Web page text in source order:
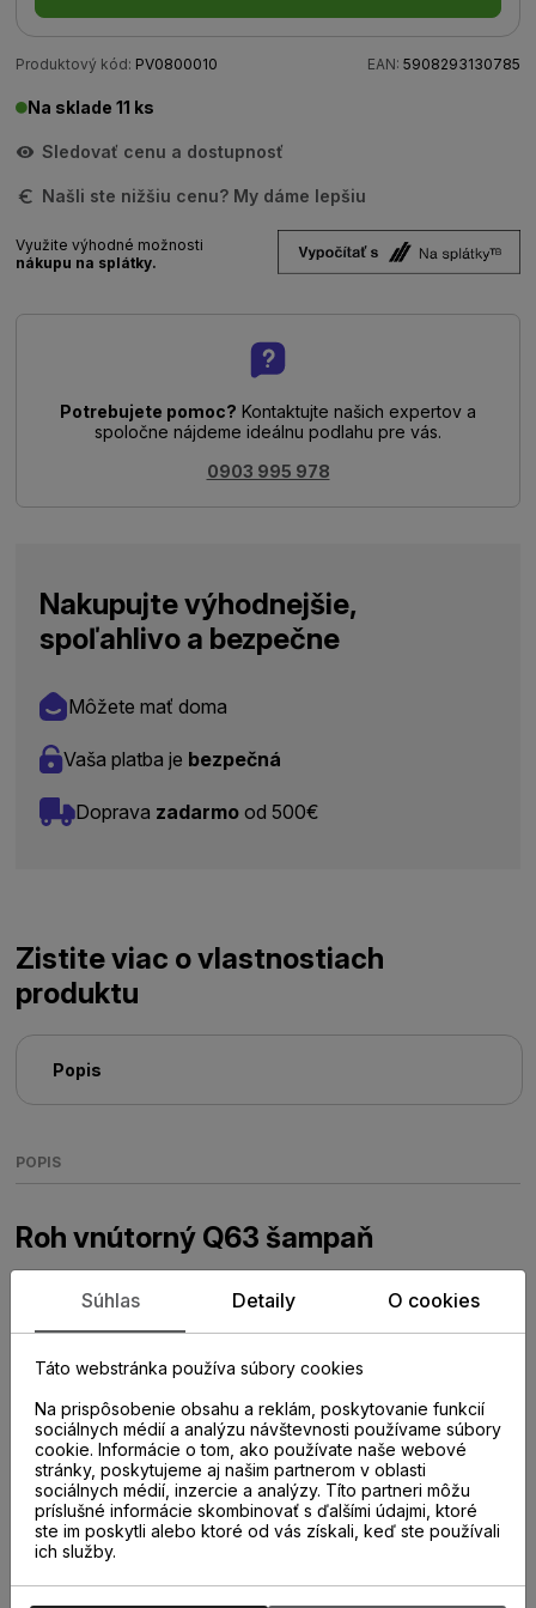
Produktový kód: PV0800010 EAN: 5908293130785
Na sklade 11 ks
Sledovať cenu a dostupnosť
Našli ste nižšiu cenu? My dáme lepšiu
Využite výhodné možnosti
nákupu na splátky.
Potrebujete pomoc? Kontaktujte našich expertov a
spoločne nájdeme ideálnu podlahu pre vás.
0903 995 978
Nakupujte výhodnejšie,
spoľahlivo a bezpečne
Môžete mať doma
Vaša platba je bezpečná
Doprava zadarmo od 500€
Zistite viac o vlastnostiach
produktu
Popis
POPIS
Roh vnútorný Q63 šampaň
Plastové prvky k hliníkovým soklovým lištám Q63
Súhlas Detaily O cookies
Táto webstránka používa súbory cookies
Na prispôsobenie obsahu a reklám, poskytovanie funkcií
sociálnych médií a analýzu návštevnosti používame súbory
cookie. Informácie o tom, ako používate naše webové
stránky, poskytujeme aj našim partnerom v oblasti
sociálnych médií, inzercie a analýzy. Títo partneri môžu
príslušné informácie skombinovať s ďalšími údajmi, ktoré
ste im poskytli alebo ktoré od vás získali, keď ste používali
ich služby.